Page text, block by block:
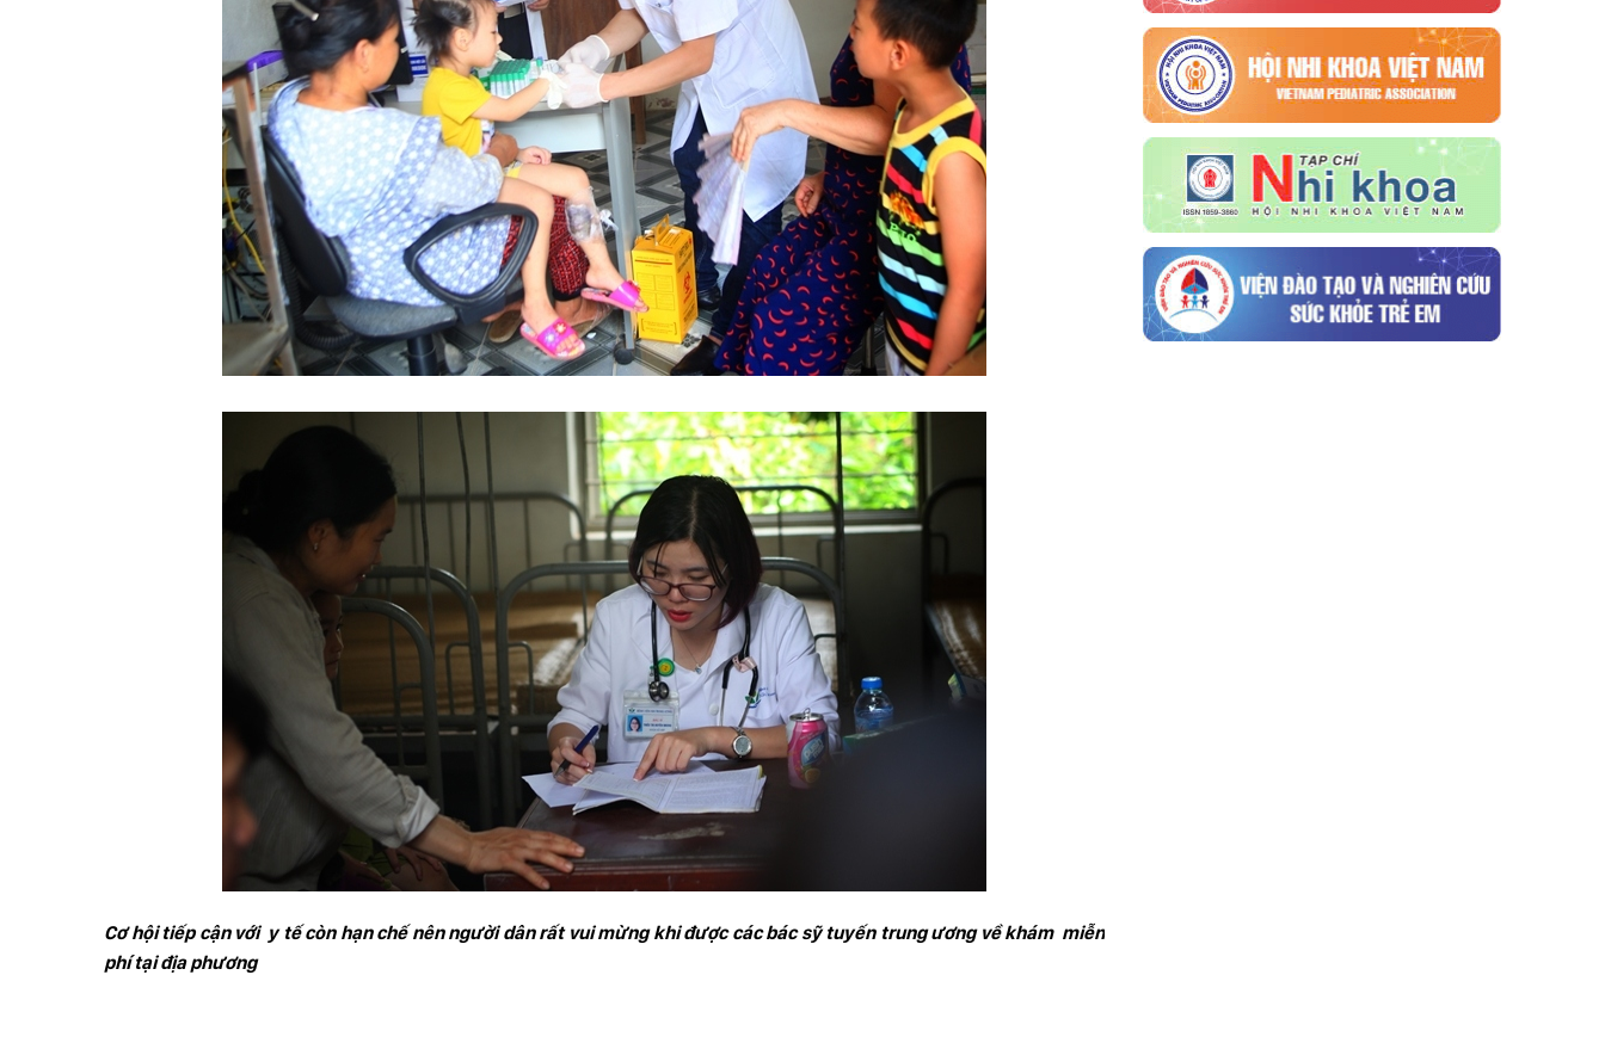
Cơ hội tiếp cận với y tế còn hạn chế nên người dân rất vui mừng khi được các bác sỹ tuyến trung ương về khám miễn
phí tại địa phương